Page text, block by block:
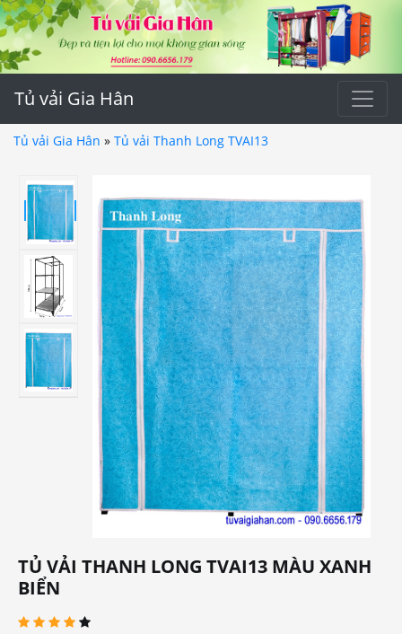
Tủ vải Gia Hân
Tủ vải Gia Hân » Tủ vải Thanh Long TVAI13
TỦ VẢI THANH LONG TVAI13 MÀU XANH
BIỂN